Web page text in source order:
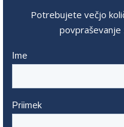
Potrebujete večjo
povpraševanje